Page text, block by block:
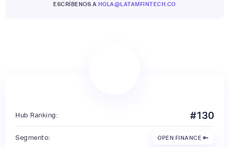
ESCRÍBENOS A HOLA@LATAMFINTECH.CO
Hub Ranking: #130
Segmento: OPEN FINANCE 🔑